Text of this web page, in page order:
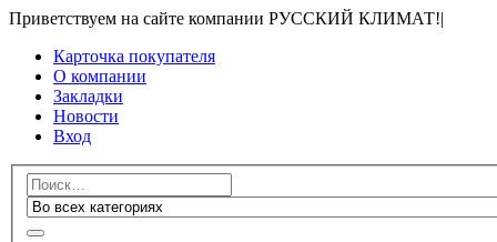
Приветствуем на сайте компании РУССКИЙ КЛИМАТ!|
Карточка покупателя
О компании
Закладки
Новости
Вход